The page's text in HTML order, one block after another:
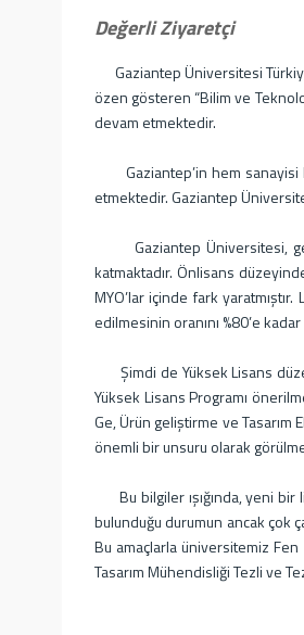
Değerli Ziyaretçi
Gaziantep Üniversitesi
özen gösteren “Bilim ve
devam etmektedir.
Gaziantep’in hem sanayisi
etmektedir. Gaziantep
Gaziantep Üniversitesi,
katmaktadır. Önlisans
MYO’lar içinde fark
edilmesinin oranını %80’e
Şimdi de Yüksek Lisans
Yüksek Lisans Programı
Ge, Ürün geliştirme ve Tasarım
önemli bir unsuru olarak
Bu bilgiler ışığında, yeni bir
bulunduğu durumun ancak çok
Bu amaçlarla üniversitemiz Fen
Tasarım Mühendisliği Tezli ve